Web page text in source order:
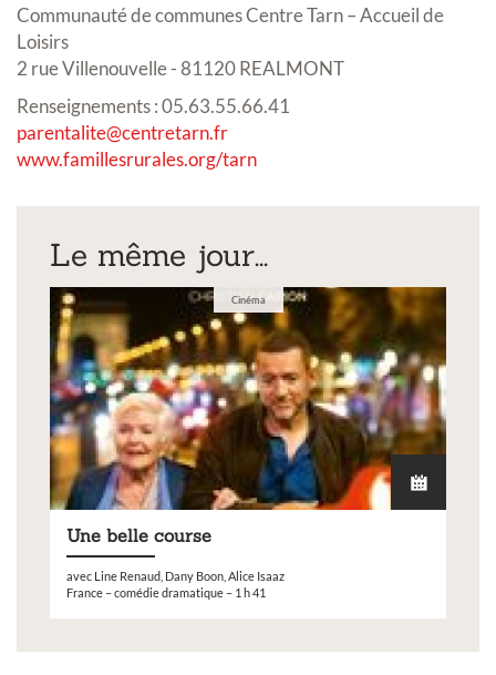
Communauté de communes Centre Tarn – Accueil de
Loisirs
2 rue Villenouvelle - 81120 REALMONT
Renseignements : 05.63.55.66.41
parentalite@centretarn.fr
www.famillesrurales.org/tarn
Le même jour...
Cinéma
Une belle course
avec Line Renaud, Dany Boon, Alice Isaaz
France – comédie dramatique – 1 h 41